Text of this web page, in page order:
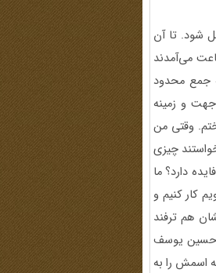
شود. تا آن
می‌آمدند
جمع محدود
و زمینه
وقتی من
چیزی
دارد؟ ما
کار کنیم و
هم ترفند
حسین یوسف
اسمش را به